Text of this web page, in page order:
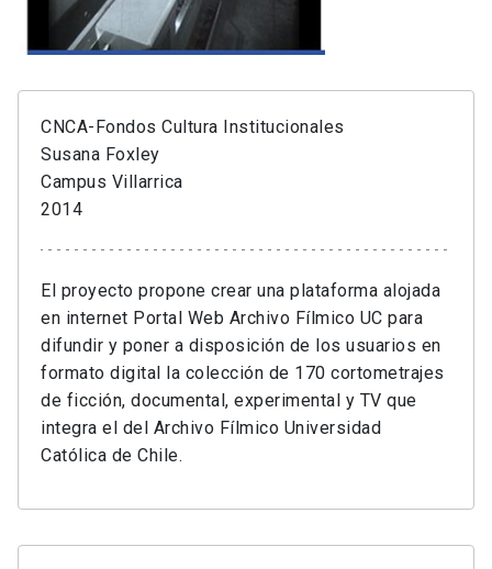
CNCA-Fondos Cultura Institucionales
Susana Foxley
Campus Villarrica
2014
El proyecto propone crear una plataforma alojada
en internet Portal Web Archivo Fílmico UC para
difundir y poner a disposición de los usuarios en
formato digital la colección de 170 cortometrajes
de ficción, documental, experimental y TV que
integra el del Archivo Fílmico Universidad
Católica de Chile.